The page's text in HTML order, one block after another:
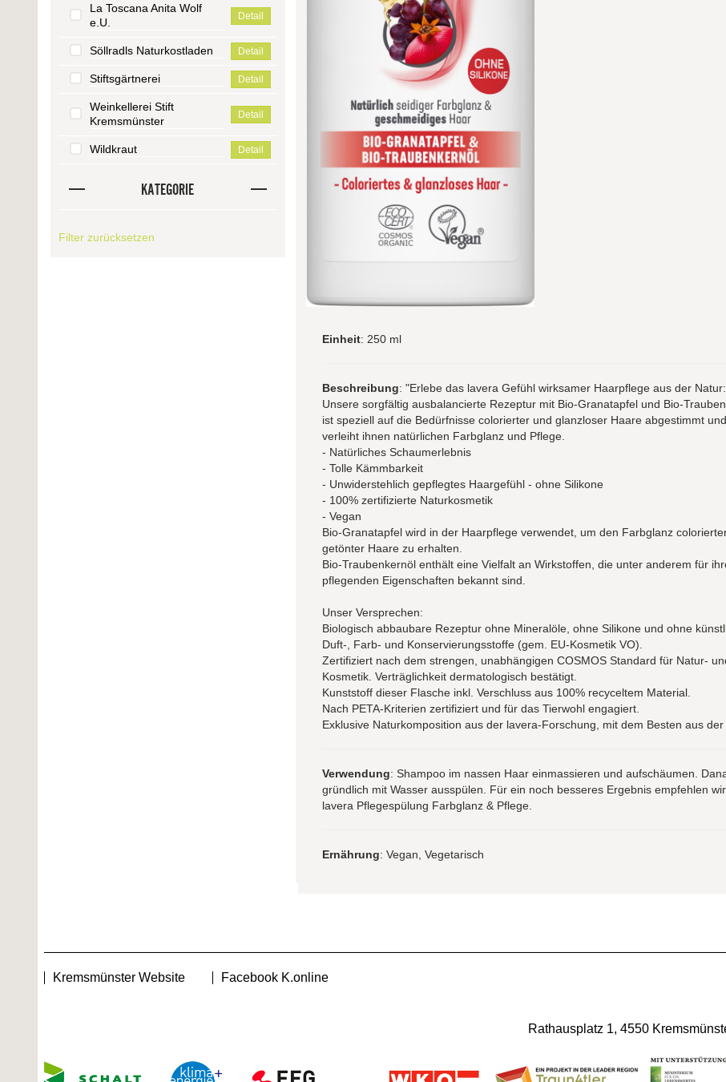
La Toscana Anita Wolf
e.U.
Detail
Söllradls Naturkostladen Detail
Stiftsgärtnerei Detail
Weinkellerei Stift
Kremsmünster
Detail
Wildkraut Detail
KATEGORIE
Filter zurücksetzen
Einheit: 250 ml
Beschreibung: "Erlebe das lavera Gefühl wirksamer Haarpflege aus der Natur:
Unsere sorgfältig ausbalancierte Rezeptur mit Bio-Granatapfel und Bio-
ist speziell auf die Bedürfnisse colorierter und glanzloser Haare abgestimmt und
verleiht ihnen natürlichen Farbglanz und Pflege.
- Natürliches Schaumerlebnis
- Tolle Kämmbarkeit
- Unwiderstehlich gepflegtes Haargefühl - ohne Silikone
- 100% zertifizierte Naturkosmetik
- Vegan
Bio-Granatapfel wird in der Haarpflege verwendet, um den Farbglanz
getönter Haare zu erhalten.
Bio-Traubenkernöl enthält eine Vielfalt an Wirkstoffen, die unter anderem für
pflegenden Eigenschaften bekannt sind.
Unser Versprechen:
Biologisch abbaubare Rezeptur ohne Mineralöle, ohne Silikone und ohne
Duft-, Farb- und Konservierungsstoffe (gem. EU-Kosmetik VO).
Zertifiziert nach dem strengen, unabhängigen COSMOS Standard für Natur-
Kosmetik. Verträglichkeit dermatologisch bestätigt.
Kunststoff dieser Flasche inkl. Verschluss aus 100% recyceltem Material.
Nach PETA-Kriterien zertifiziert und für das Tierwohl engagiert.
Exklusive Naturkomposition aus der lavera-Forschung, mit dem Besten aus der
Verwendung: Shampoo im nassen Haar einmassieren und aufschäumen.
gründlich mit Wasser ausspülen. Für ein noch besseres Ergebnis empfehlen
lavera Pflegespülung Farbglanz & Pflege.
Ernährung: Vegan, Vegetarisch
Kremsmünster Website Facebook K.online
Rathausplatz 1, 4550